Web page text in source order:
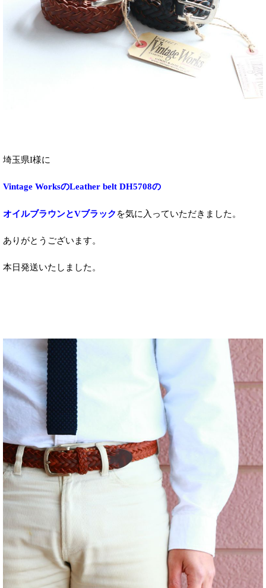
埼玉県I様に
Vintage WorksのLeather belt DH5708の
オイルブラウンとVブラック を気に入っていただきました。
ありがとうございます。
本日発送いたしました。